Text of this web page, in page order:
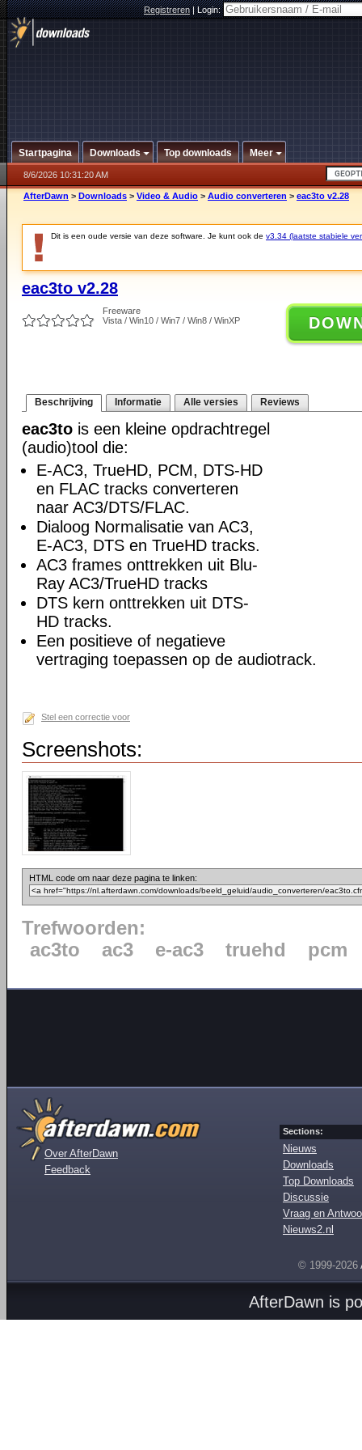
Registreren|Login:
Startpagina Downloads Top downloads Meer
8/6/2026 10:31:20 AM
AfterDawn > Downloads > Video & Audio > Audio converteren > eac3to v2.28
Dit is een oude versie van deze software. Je kunt ook de v3.34 (laatste stabiele
eac3to v2.28
Freeware
Vista / Win10 / Win7 / Win8 / WinXP
Beschrijving Informatie Alle versies Reviews
eac3to is een kleine opdrachtregel
(audio)tool die:
E-AC3, TrueHD, PCM, DTS-HD
en FLAC tracks converteren
naar AC3/DTS/FLAC.
Dialoog Normalisatie van AC3,
E-AC3, DTS en TrueHD tracks.
AC3 frames onttrekken uit Blu-
Ray AC3/TrueHD tracks
DTS kern onttrekken uit DTS-
HD tracks.
Een positieve of negatieve
vertraging toepassen op de audiotrack.
Stel een correctie voor
Screenshots:
HTML code om naar deze pagina te linken:
Trefwoorden:
ac3to
ac3 e-ac3 truehd pcm
Over AfterDawn
Feedback
Sections:
Nieuws
Downloads
Top Downloads
Discussie
Vraag en
Nieuws2.nl
© 1999-2026
AfterDawn is